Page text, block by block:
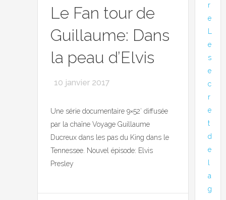
Le Fan tour de
Guillaume: Dans
la peau d’Elvis
10 janvier 2017
Une série documentaire 9×52′ diffusée
par la chaîne Voyage Guillaume
Ducreux dans les pas du King dans le
Tennessee. Nouvel épisode: Elvis
Presley
r
e
e
s
e
c
r
e
t
d
e
a
g